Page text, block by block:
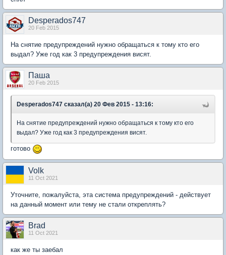
Desperados747
20 Feb 2015
На снятие предупреждений нужно обращаться к тому кто его
выдал? Уже год как 3 предупреждения висят.
Паша
20 Feb 2015
Desperados747 сказал(а) 20 Фев 2015 - 13:16:
На снятие предупреждений нужно обращаться к тому кто его
выдал? Уже год как 3 предупреждения висят.
готово
Volk
11 Oct 2021
Уточните, пожалуйста, эта система предупреждений - действует
на данный момент или тему не стали откреплять?
Brad
11 Oct 2021
как же ты заебал